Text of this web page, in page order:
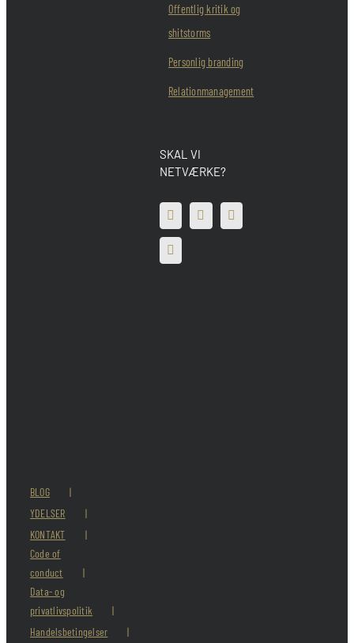
Offentlig kritik og
shitstorms
Personlig branding
Relationmanagement
SKAL VI
NETVÆRKE?
BLOG
YDELSER
KONTAKT
Code of
conduct
Data- og
privatlivspolitik
Handelsbetingelser